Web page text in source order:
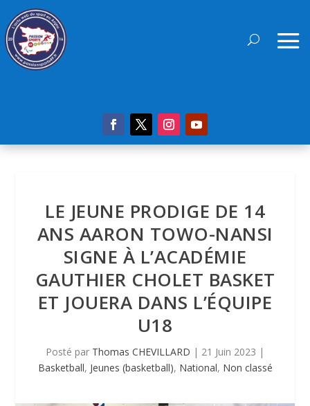
LE JEUNE PRODIGE DE 14
ANS AARON TOWO-NANSI
SIGNE À L’ACADÉMIE
GAUTHIER CHOLET BASKET
ET JOUERA DANS L’ÉQUIPE
U18
Posté par Thomas CHEVILLARD | 21 Juin 2023 |
Basketball, Jeunes (basketball), National, Non classé